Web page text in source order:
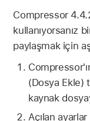
Compressor
kullanıyorsanız
paylaşmak için
(Dosya Ekle)
kaynak
Açılan